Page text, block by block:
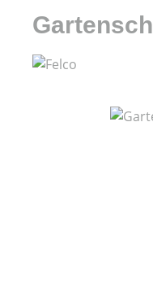
Bildergalerie